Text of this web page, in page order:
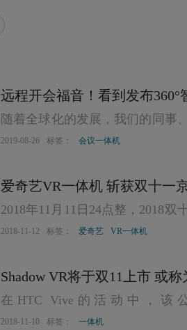
远程开会福音！看到发布
随着全球化的发展，我们的同事
有效率？
2019-08-26 标签： 会议一体机
爱奇艺VR一体机 斩获双十一
2018年11月11日24点整，2018
交额华丽落幕！
2018-11-12 标签： 爱奇艺 VR一体机
Shadow VR将于双11上市 或
在HTC Vive的活动中，该
Creator’的‘Shadow VR一体机’。
2018-11-10 标签： 一体机